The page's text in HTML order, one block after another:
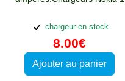
chargeur en stock
8.00€
Ajouter au panier